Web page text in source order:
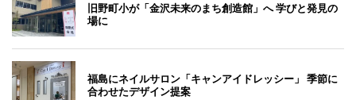
旧野町小が「金沢未来のまち創造館」へ 学びと発見の
場に
福島にネイルサロン「キャンアイドレッシー」 季節に
合わせたデザイン提案